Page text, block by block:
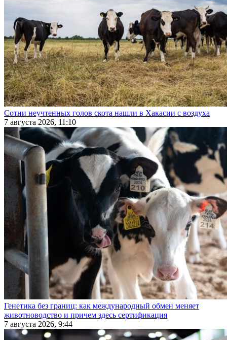
Сотни неучтенных голов скота нашли в Хакасии с воздуха
7 августа 2026, 11:10
Генетика без границ: как международный обмен меняет
животноводство и причем здесь сертификация
7 августа 2026, 9:44